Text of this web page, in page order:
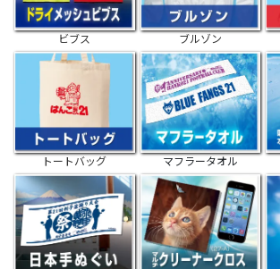
ビブス ブルゾン
トートバッグ マフラータオル